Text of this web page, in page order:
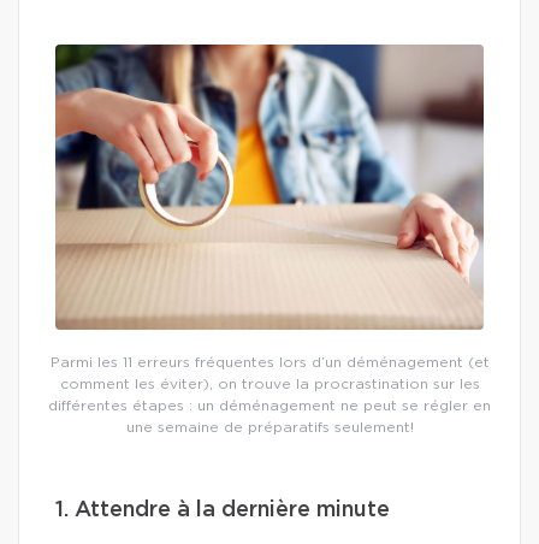
Parmi les 11 erreurs fréquentes lors d’un déménagement (et
comment les éviter), on trouve la procrastination sur les
différentes étapes : un déménagement ne peut se régler en
une semaine de préparatifs seulement!
1. Attendre à la dernière minute